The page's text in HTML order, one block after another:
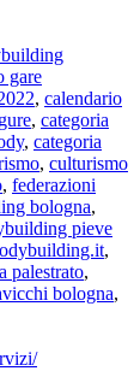
gare
, calendario
, categoria
, categoria
, culturismo
, federazioni
bologna,
pieve
,
palestrato,
bologna,